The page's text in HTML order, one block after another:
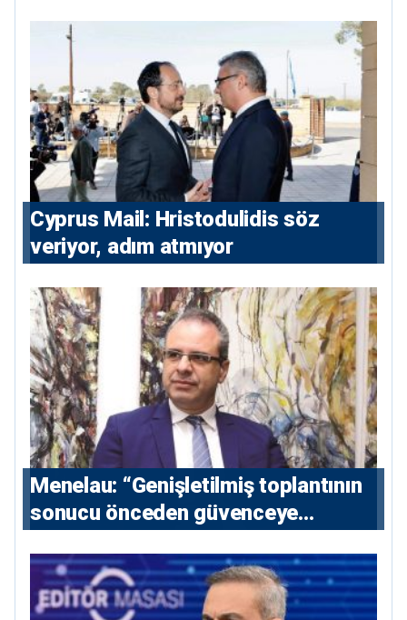
⁠Cyprus Mail: Hristodulidis söz
veriyor, adım atmıyor
Menelau: “Genişletilmiş toplantının
sonucu önceden güvenceye